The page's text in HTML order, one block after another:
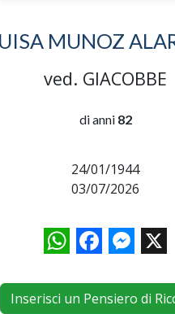
MUNOZ
ved. GIACOBBE
di anni 82
24/01/1944
03/07/2026
WhatsAppFacebook X
Inserisci un Pensiero di